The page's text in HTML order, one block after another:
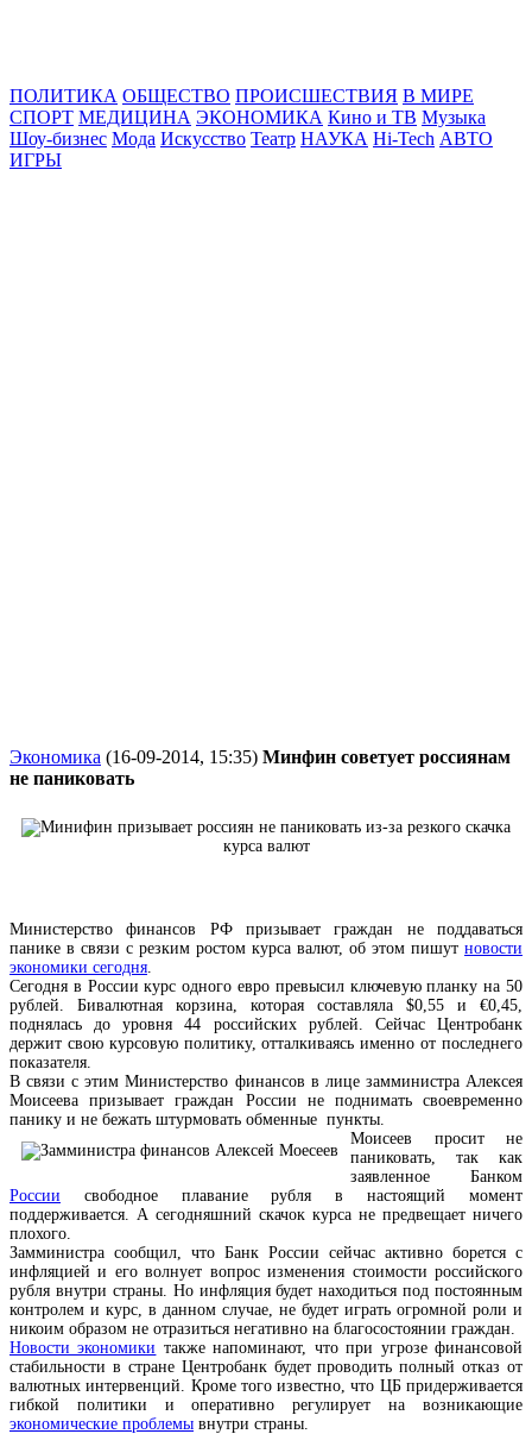
ПОЛИТИКА ОБЩЕСТВО ПРОИСШЕСТВИЯ В МИРЕ
СПОРТ МЕДИЦИНА ЭКОНОМИКА Кино и ТВ Музыка
Шоу-бизнес Мода Искусство Театр НАУКА Hi-Tech АВТО
ИГРЫ
Экономика (16-09-2014, 15:35) Минфин советует россиянам
не паниковать
Министерство финансов РФ призывает граждан не поддаваться
панике в связи с резким ростом курса валют, об этом пишут новости
экономики сегодня.
Сегодня в России курс одного евро превысил ключевую планку на 50
рублей. Бивалютная корзина, которая составляла $0,55 и €0,45,
поднялась до уровня 44 российских рублей. Сейчас Центробанк
держит свою курсовую политику, отталкиваясь именно от последнего
показателя.
В связи с этим Министерство финансов в лице замминистра Алексея
Моисеева призывает граждан России не поднимать своевременно
панику и не бежать штурмовать обменные пункты.
Моисеев просит не
паниковать, так как
заявленное Банком
России свободное плавание рубля в настоящий момент
поддерживается. А сегодняшний скачок курса не предвещает ничего
плохого.
Замминистра сообщил, что Банк России сейчас активно борется с
инфляцией и его волнует вопрос изменения стоимости российского
рубля внутри страны. Но инфляция будет находиться под постоянным
контролем и курс, в данном случае, не будет играть огромной роли и
никоим образом не отразиться негативно на благосостоянии граждан.
Новости экономики также напоминают, что при угрозе финансовой
стабильности в стране Центробанк будет проводить полный отказ от
валютных интервенций. Кроме того известно, что ЦБ придерживается
гибкой политики и оперативно регулирует на возникающие
экономические проблемы внутри страны.